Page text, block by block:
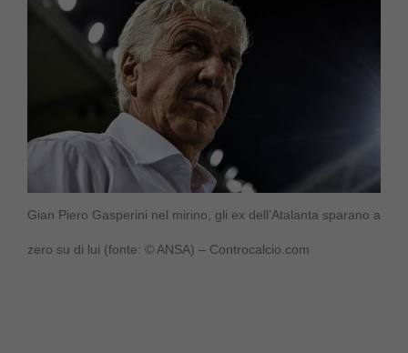
Gian Piero Gasperini nel mirino, gli ex dell’Atalanta sparano a
zero su di lui (fonte: © ANSA) – Controcalcio.com